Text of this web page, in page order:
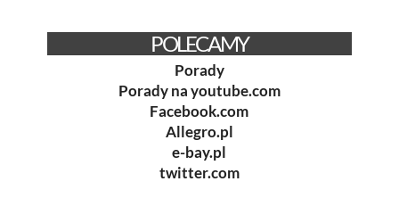
POLECAMY
Porady
Porady na youtube.com
Facebook.com
Allegro.pl
e-bay.pl
twitter.com